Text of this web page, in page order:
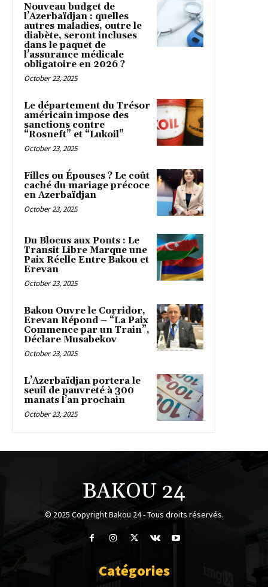
Nouveau budget de
l’Azerbaïdjan : quelles
autres maladies, outre le
diabète, seront incluses
dans le paquet de
l’assurance médicale
obligatoire en 2026 ?
October 23, 2025
Le département du Trésor
américain impose des
sanctions contre
“Rosneft” et “Lukoil”
October 23, 2025
Filles ou Épouses ? Le coût
caché du mariage précoce
en Azerbaïdjan
October 23, 2025
Du Blocus aux Ponts : Le
Transit Libre Marque une
Paix Réelle Entre Bakou et
Erevan
October 23, 2025
Bakou Ouvre le Corridor,
Erevan Répond – “La Paix
Commence par un Train”,
Déclare Musabekov
October 23, 2025
L’Azerbaïdjan portera le
seuil de pauvreté à 300
manats l’an prochain
October 23, 2025
BAKOU 24
© 2025 Copyright Bakou 24 - Tous droits réservés.
Catégories